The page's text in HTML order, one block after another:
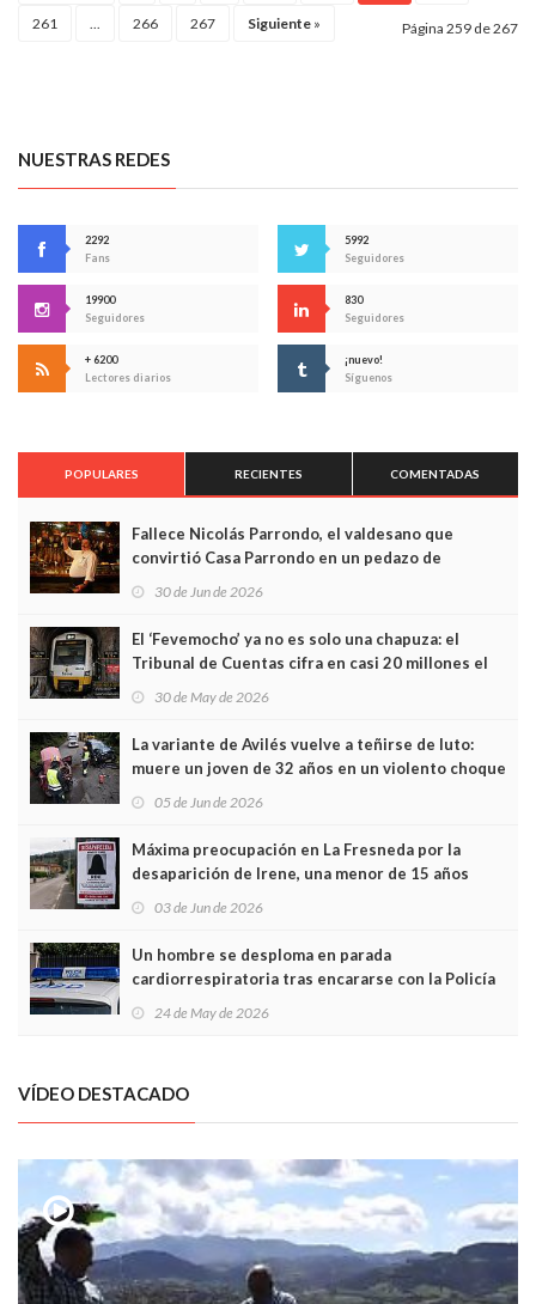
261 266 267 Siguiente » Página 259 de 267
NUESTRAS REDES
2292
Fans
5992
Seguidores
19900
Seguidores
830
Seguidores
+ 6200
Lectores diarios
¡nuevo!
Síguenos
POPULARES RECIENTES COMENTADAS
Fallece Nicolás Parrondo, el valdesano que
convirtió Casa Parrondo en un pedazo de
30 de Jun de 2026
El ‘Fevemocho’ ya no es solo una chapuza: el
Tribunal de Cuentas cifra en casi 20 millones el
30 de May de 2026
La variante de Avilés vuelve a teñirse de luto:
muere un joven de 32 años en un violento choque
05 de Jun de 2026
Máxima preocupación en La Fresneda por la
desaparición de Irene, una menor de 15 años
03 de Jun de 2026
Un hombre se desploma en parada
cardiorrespiratoria tras encararse con la Policía
24 de May de 2026
VÍDEO DESTACADO